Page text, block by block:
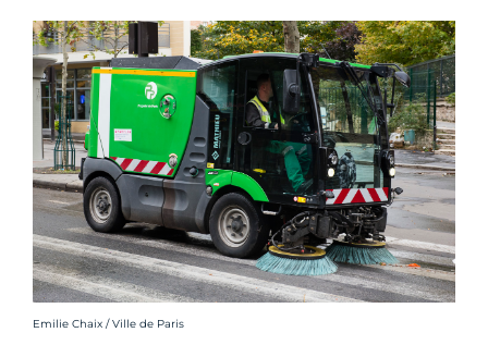
Crédit photo :
Emilie Chaix / Ville de Paris